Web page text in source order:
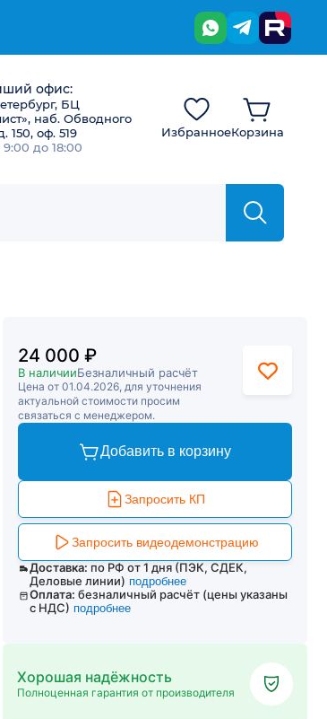
офис:
БЦ
наб. Обводного
150, оф. 519
до 18:00
ИзбранноеКорзина
24 000 ₽
В наличииБезналичный расчёт
Цена от 01.04.2026, для уточнения
актуальной стоимости просим
связаться с менеджером.
Добавить в корзину
Запросить КП
Запросить видеодемонстрацию
Доставка: по РФ от 1 дня (ПЭК, СДЕК,
Деловые линии) подробнее
Оплата: безналичный расчёт (цены указаны
с НДС) подробнее
Хорошая надёжность
Полноценная гарантия от производителя